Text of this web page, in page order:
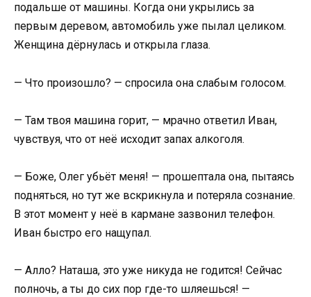
подальше от машины. Когда они укрылись за
первым деревом, автомобиль уже пылал целиком.
Женщина дёрнулась и открыла глаза.
— Что произошло? — спросила она слабым голосом.
— Там твоя машина горит, — мрачно ответил Иван,
чувствуя, что от неё исходит запах алкоголя.
— Боже, Олег убьёт меня! — прошептала она, пытаясь
подняться, но тут же вскрикнула и потеряла сознание.
В этот момент у неё в кармане зазвонил телефон.
Иван быстро его нащупал.
— Алло? Наташа, это уже никуда не годится! Сейчас
полночь, а ты до сих пор где-то шляешься! —